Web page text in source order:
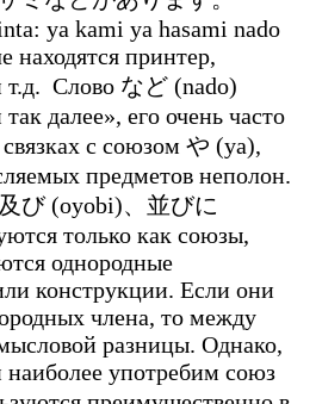
ya kami ya hasami nado
находятся принтер,
Слово など (nado)
далее», его очень часто
с союзом や (ya),
предметов неполон.
び (oyobi)、並びに
только как союзы,
однородные
конструкции. Если они
члена, то между
разницы. Однако,
наиболее употребим союз